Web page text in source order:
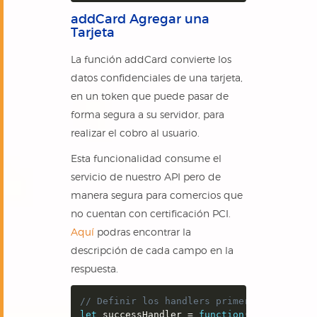
addCard Agregar una
Tarjeta
La función addCard convierte los
datos confidenciales de una tarjeta,
en un token que puede pasar de
forma segura a su servidor, para
realizar el cobro al usuario.
Esta funcionalidad consume el
servicio de nuestro API pero de
manera segura para comercios que
no cuentan con certificación PCI.
Aquí podras encontrar la
descripción de cada campo en la
respuesta.
// Definir los handlers primero
let successHandler = function (